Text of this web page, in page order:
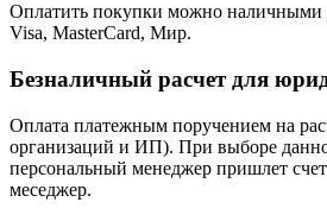
Оплатить покупки можно наличными
Visa, MasterCard, Мир.
Безналичный расчет для
Оплата платежным поручением на
организаций и ИП). При выборе
персональный менеджер пришлет
меседжер.